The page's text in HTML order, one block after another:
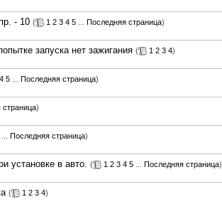
- 10 ( 1 2 3 4 5 Последняя страница)
запуска нет зажигания ( 1 2 3 4)
4 5 Последняя страница)
)
Последняя страница)
установке в авто. ( 1 2 3 4 5 Последняя страница)
( 1 2 3 4)